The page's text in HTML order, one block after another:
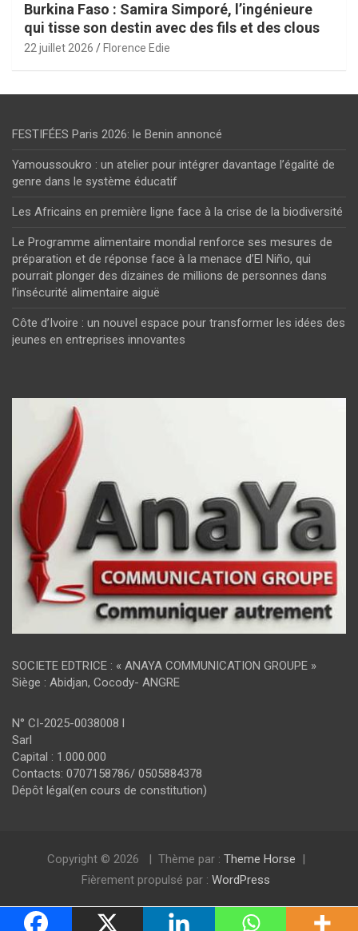
Burkina Faso : Samira Simporé, l’ingénieure
qui tisse son destin avec des fils et des clous
22 juillet 2026 Florence Edie
FESTIFÉES Paris 2026: le Benin annoncé
Yamoussoukro : un atelier pour intégrer davantage l’égalité de
genre dans le système éducatif
Les Africains en première ligne face à la crise de la biodiversité
Le Programme alimentaire mondial renforce ses mesures de
préparation et de réponse face à la menace d’El Niño, qui
pourrait plonger des dizaines de millions de personnes dans
l’insécurité alimentaire aiguë
Côte d’Ivoire : un nouvel espace pour transformer les idées des
jeunes en entreprises innovantes
SOCIETE EDTRICE : « ANAYA COMMUNICATION GROUPE »
Siège : Abidjan, Cocody- ANGRE
N° CI-2025-0038008 l
Sarl
Capital : 1.000.000
Contacts: 0707158786/ 0505884378
Dépôt légal(en cours de constitution)
Copyright © 2026 Thème par : Theme Horse
Fièrement propulsé par : WordPress